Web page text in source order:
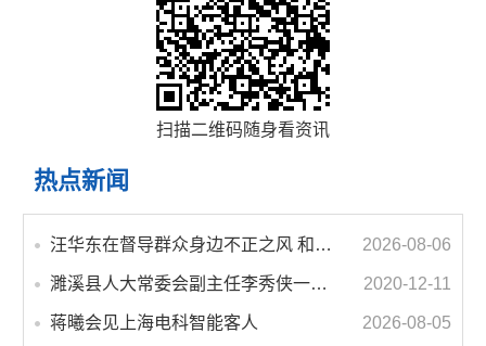
扫描二维码随身看资讯
热点新闻
汪华东在督导群众身边不正之风 和腐败问题集中整治工作时强调 以更高标准更实举措纵深推进集中整治 不断增强人民群众获得感幸福感安全感 2026-08-06
濉溪县人大常委会副主任李秀侠一行调研城乡客运一体化和治超工作 2020-12-11
蒋曦会见上海电科智能客人 2026-08-05